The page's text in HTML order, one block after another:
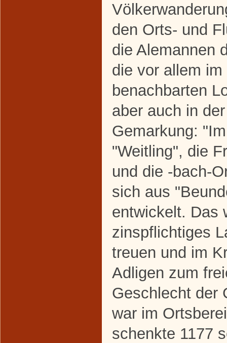
den Orts- und
die Alemannen
die vor allem
benachbarten
aber auch in
Gemarkung:
"Weitling", die
und die -bach-
sich aus
entwickelt. Das
zinspflichtiges
treuen und im
Adligen zum
Geschlecht der
war im
schenkte 1177